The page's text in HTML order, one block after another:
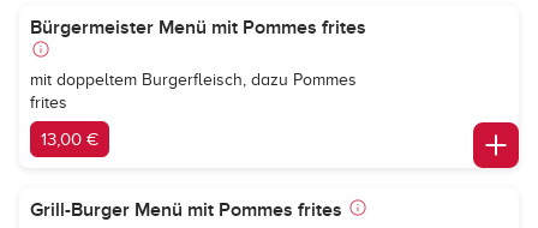
Bürgermeister Menü mit Pommes frites
mit doppeltem Burgerfleisch, dazu Pommes
frites
13,00 €
Grill-Burger Menü mit Pommes frites